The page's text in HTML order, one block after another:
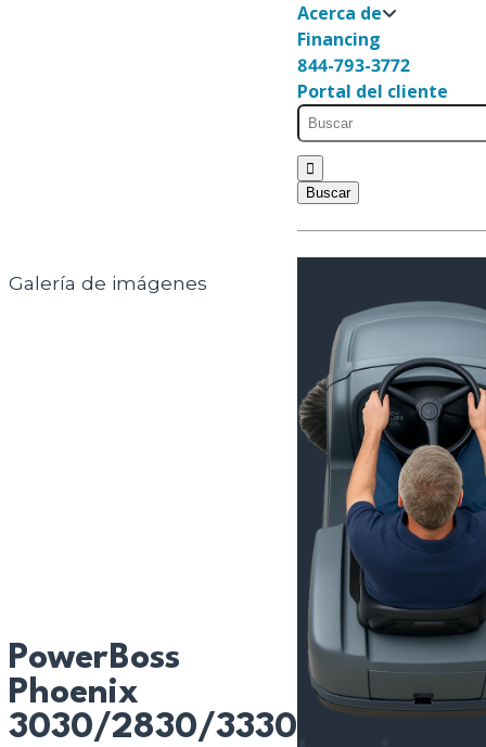
Acerca de
Financing
844-793-3772
Portal del cliente
Galería de imágenes
PowerBoss
Phoenix
3030/2830/3330